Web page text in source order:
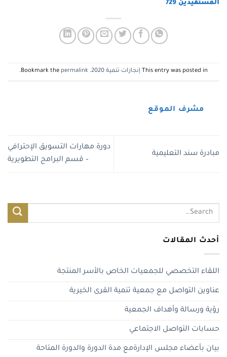
المستفيدين 729
This entry was posted in إنجازات تنمية 2020 . Bookmark the
permalink
.
مشرف الموقع
مبادرة سند التعليمية
دورة مهارات التسويق الإحترافي
– قسم البرامج التطويرية
أحدث المقالات
اللقاء التخصصي للجمعيات الخاص بالأسر المنتجة
عناوين التواصل مع جمعية تنمية القرى الخيرية
رؤية ورسالة وأهداف الجمعية
حسابات التواصل الاجتماعي
بيان بأعضاء مجلس الإدارةمع مدة الدورة والدورة المتاحة